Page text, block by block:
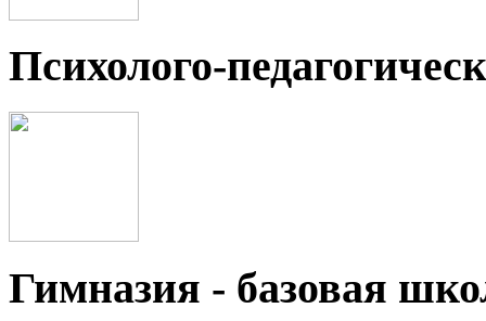
Психолого-
Гимназия - базовая